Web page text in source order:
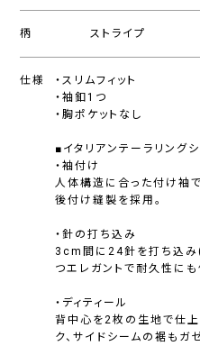
柄 ストライプ
仕様
・スリムフィット
・袖釦1つ
・胸ポケットなし
■イタリアンテーラリング
・袖付け
人体構造に合った付け袖
後付け縫製を採用。
・針の打ち込み
3cm間に24針を打ち込
つエレガントで耐久性に
・ディティール
背中心を2枚の生地で仕上
ク、サイドシームの裾もガ